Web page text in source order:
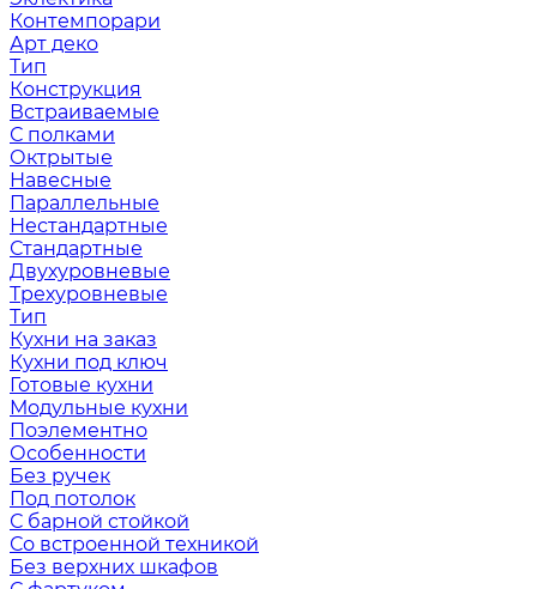
Контемпорари
Арт деко
Тип
Конструкция
Встраиваемые
С полками
Октрытые
Навесные
Параллельные
Нестандартные
Стандартные
Двухуровневые
Трехуровневые
Тип
Кухни на заказ
Кухни под ключ
Готовые кухни
Модульные кухни
Поэлементно
Особенности
Без ручек
Под потолок
С барной стойкой
Со встроенной техникой
Без верхних шкафов